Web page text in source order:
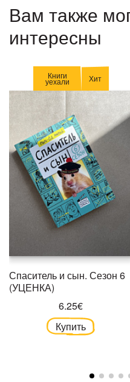
Вам также
интересны
Книги
уехали Хит
Спаситель и сын. Сезон 6
(УЦЕНКА)
6.25€
Купить